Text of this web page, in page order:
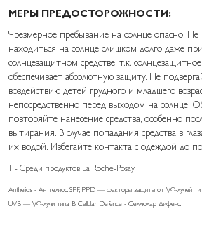
МЕРЫ ПРЕДОСТОРОЖНОСТИ:
Чрезмерное пребывание на солнце опасно. Не
находиться на солнце слишком долго даже
солнцезащитном средстве, т.к.
обеспечивает абсолютную защиту. Не
воздействию детей грудного и младшего
непосредственно перед выходом на солнце.
повторяйте нанесение средства, особенно
вытирания. В случае попадания средства в
их водой. Избегайте контакта с одеждой до
1 - Среди продуктов La Roche-Posay.
Anthelios - Антгелиос. SPF, PPD — факторы защиты от УФ-лучей
UVB — УФ-лучи типа В. Cellular Defence - Селлюлар Дифенс.